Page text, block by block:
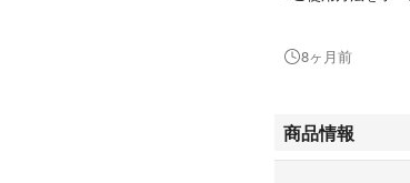
また、メッセージ
8ヶ月前
商品情報